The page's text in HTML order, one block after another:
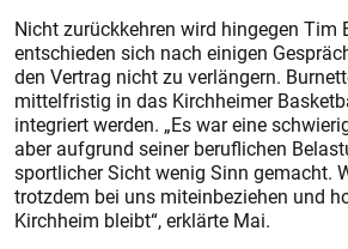
Nicht zurückkehren wird hingegen Tim
entschieden sich nach einigen
den Vertrag nicht zu verlängern.
mittelfristig in das Kirchheimer
integriert werden. „Es war eine
aber aufgrund seiner beruflichen
sportlicher Sicht wenig Sinn gemacht.
trotzdem bei uns miteinbeziehen und
Kirchheim bleibt“, erklärte Mai.